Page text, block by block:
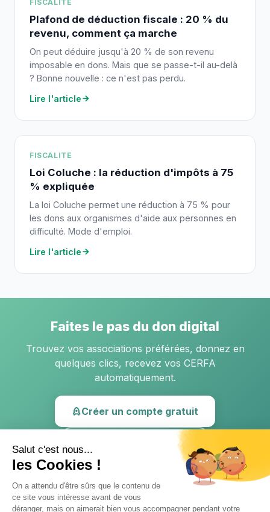
FISCALITE
Plafond de déduction fiscale : 20 % du
revenu, comment ça marche
On peut déduire jusqu'à 20 % de son revenu
imposable en dons. Mais que se passe-t-il au-delà
? Bonne nouvelle : ce n'est pas perdu.
Lire l'article
FISCALITE
Loi Coluche : la réduction d'impôts à 75
% expliquée
La loi Coluche permet une réduction à 75 % pour
les dons aux organismes d'aide aux personnes en
difficulté. Mode d'emploi.
Lire l'article
Faites le pas du don digital
Trouvez vos associations préférées, donnez en
quelques clics, recevez vos CERFA
automatiquement.
Créer un compte gratuit
Lire d'autres articles